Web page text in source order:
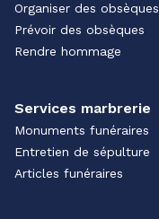
Organiser des obsèques
Prévoir des obsèques
Rendre hommage
Services marbrerie
Monuments funéraires
Entretien de sépulture
Articles funéraires